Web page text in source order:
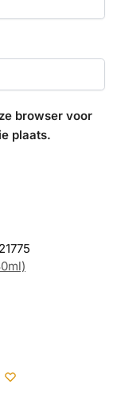
browser voor
plaats.